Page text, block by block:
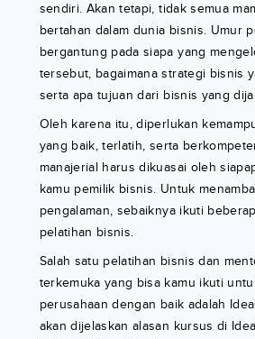
sendiri. Akan tetapi, tidak semua
bertahan dalam dunia bisnis. Umur
bergantung pada siapa yang
tersebut, bagaimana strategi bisnis
serta apa tujuan dari bisnis yang
Oleh karena itu, diperlukan
yang baik, terlatih, serta
manajerial harus dikuasai oleh
kamu pemilik bisnis. Untuk
pengalaman, sebaiknya ikuti
pelatihan bisnis.
Salah satu pelatihan bisnis dan
terkemuka yang bisa kamu ikuti
perusahaan dengan baik adalah
akan dijelaskan alasan kursus di